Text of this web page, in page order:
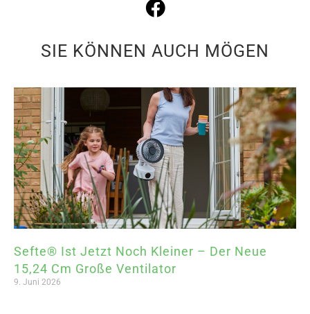
SIE KÖNNEN AUCH MÖGEN
Sefte® Ist Jetzt Noch Kleiner – Der Neue
15,24 Cm Große Ventilator
9. Juni 2026